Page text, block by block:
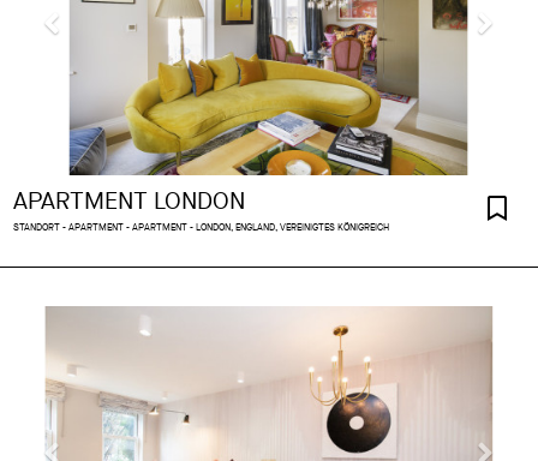
APARTMENT LONDON
STANDORT - APARTMENT - APARTMENT - LONDON, ENGLAND, VEREINIGTES KÖNIGREICH